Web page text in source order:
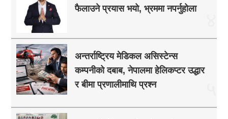
फैलाउने प्रयास भयो, भ्रममा नपर्नुहोला
अन्तर्राष्ट्रिय मेडिकल असिस्टेन्स
कम्पनीको दबाब, नेपालमा हेलिकप्टर उद्धार
र बीमा प्रणालीमाथि प्रश्न